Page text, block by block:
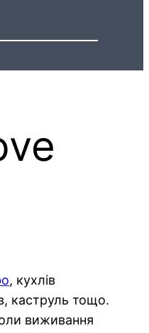
, кухлів
каструль тощо.
виживання